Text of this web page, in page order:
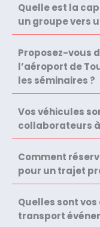
Quelle est la
un groupe vers
Proposez-vous
l’aéroport de
les séminaires ?
Vos véhicules
collaborateurs
Comment
pour un trajet
Quelles sont
transport